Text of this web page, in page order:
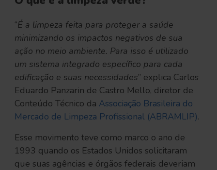
“É a limpeza feita para proteger a saúde
minimizando os impactos negativos de sua
ação no meio ambiente. Para isso é utilizado
um sistema integrado específico para cada
edificação e suas necessidades” explica Carlos
Eduardo Panzarin de Castro Mello, diretor de
Conteúdo Técnico da Associação Brasileira do
Mercado de Limpeza Profissional (ABRAMLIP).
Esse movimento teve como marco o ano de
1993 quando os Estados Unidos solicitaram
que suas agências e órgãos federais deveriam